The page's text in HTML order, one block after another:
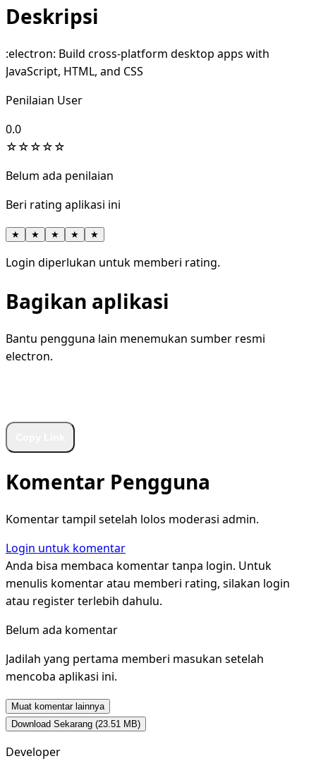
Deskripsi
:electron: Build cross-platform desktop apps with
JavaScript, HTML, and CSS
Penilaian User
0.0
☆☆☆☆☆
Belum ada penilaian
Beri rating aplikasi ini
★ ★ ★ ★ ★
Login diperlukan untuk memberi rating.
Bagikan aplikasi
Bantu pengguna lain menemukan sumber resmi
electron.
Komentar Pengguna
Komentar tampil setelah lolos moderasi admin.
Login untuk komentar
Anda bisa membaca komentar tanpa login. Untuk
menulis komentar atau memberi rating, silakan login
atau register terlebih dahulu.
Belum ada komentar
Jadilah yang pertama memberi masukan setelah
mencoba aplikasi ini.
Muat komentar lainnya
Download Sekarang (23.51 MB)
Developer